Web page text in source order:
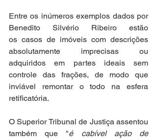
Entre os inúmeros exemplos dados por
Benedito Silvério Ribeiro estão
os casos de imóveis com descrições
absolutamente imprecisas ou
adquiridos em partes ideais sem
controle das frações, de modo que
inviável remontar o todo na esfera
retificatória.
O Superior Tribunal de Justiça assentou
também que "é cabível ação de